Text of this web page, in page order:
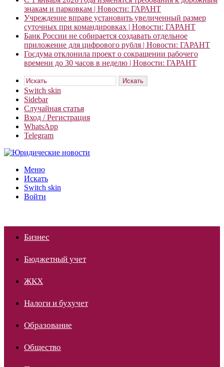
знакам и парковкам | Новости: ГАРАНТ
Учреждение вправе установить увеличенный размер
суточных при командировках | Новости: ГАРАНТ
Банк России не собирается создавать отдельное
приложение для цифрового рубля | Новости: ГАРАНТ
Госдума отклонила проект о сокращении рабочего
времени до 30 часов в неделю | Новости: ГАРАНТ
Искать
Switch skin
Sidebar
Случайная статья
Вход / Регистрация
WhatsApp
Telegram
Меню
Искать
Switch skin
Войти
Бизнес
Бюджетный учет
ЖКХ
Налоги и бухучет
Образование
Общество